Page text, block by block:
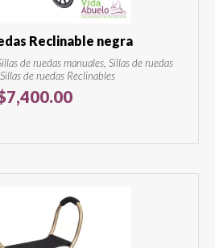
Reclinable negra
de ruedas manuales, Sillas de ruedas
de ruedas Reclinables
7,400.00